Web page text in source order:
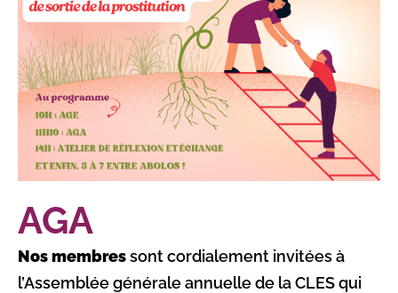
AGA
Nos membressont cordialement invitées à
l’Assemblée générale annuelle de la CLES qui